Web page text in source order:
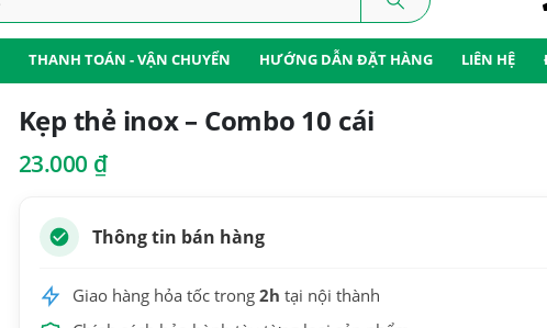
THANH TOÁN - VẬN CHUYỂN HƯỚNG DẪN ĐẶT HÀNG LIÊN HỆ
Kẹp thẻ inox – Combo 10 cái
23.000 ₫
Thông tin bán hàng
Giao hàng hỏa tốc trong 2h tại nội thành